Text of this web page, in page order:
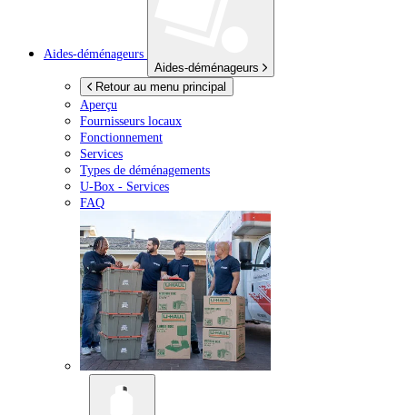
Aides-déménageurs
Aides-déménageurs
Retour au menu principal
Aperçu
Fournisseurs locaux
Fonctionnement
Services
Types de déménagements
U-Box - Services
FAQ